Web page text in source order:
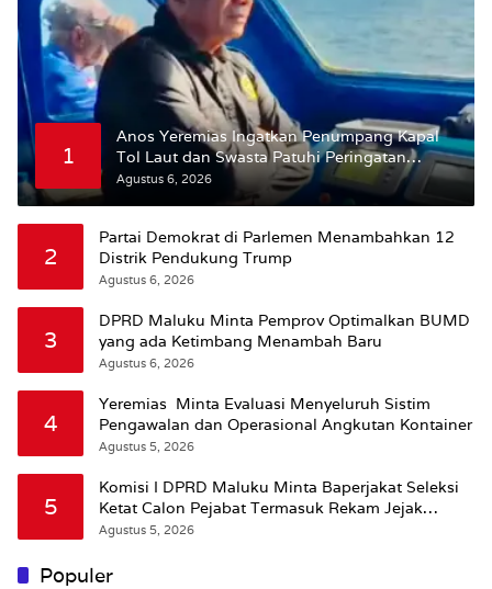
1
Anos Yeremias Ingatkan Penumpang Kapal
Tol Laut dan Swasta Patuhi Peringatan
BMKG
Agustus 6, 2026
2
Partai Demokrat di Parlemen Menambahkan 12
Distrik Pendukung Trump
Agustus 6, 2026
3
DPRD Maluku Minta Pemprov Optimalkan BUMD
yang ada Ketimbang Menambah Baru
Agustus 6, 2026
4
Yeremias Minta Evaluasi Menyeluruh Sistim
Pengawalan dan Operasional Angkutan Kontainer
Agustus 5, 2026
5
Komisi I DPRD Maluku Minta Baperjakat Seleksi
Ketat Calon Pejabat Termasuk Rekam Jejak
Hukum
Agustus 5, 2026
Populer